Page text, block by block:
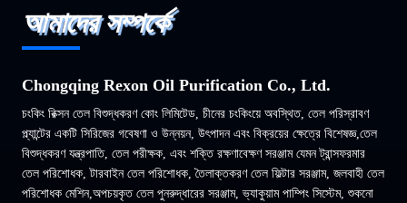
আমাদের সম্পর্কে
Chongqing Rexon Oil Purification Co., Ltd.
চংকিং রিক্সন তেল বিশুদ্ধকরণ কোং লিমিটেড, চীনের চংকিংয়ে অবস্থিত, তেল পরিস্রাবণ
প্ল্যান্টের একটি সিরিজের গবেষণা ও উন্নয়ন, উৎপাদন এবং বিক্রয়ের ক্ষেত্রে বিশেষজ্ঞ,তেল
বিশুদ্ধকরণ যন্ত্রপাতি, তেল পরীক্ষক, এবং শক্তি রক্ষণাবেক্ষণ সরঞ্জাম যেমন ট্রান্সফরমার
তেল পরিশোধক, টারবাইন তেল পরিশোধক, তৈলাক্তকরণ তেল ফিল্টার সরঞ্জাম, জলবাহী তেল
পরিশোধক মেশিন,অপচয়কৃত তেল পুনরুদ্ধারের সরঞ্জাম, ভ্যাকুয়াম পাম্পিং সিস্টেম, শুকনো